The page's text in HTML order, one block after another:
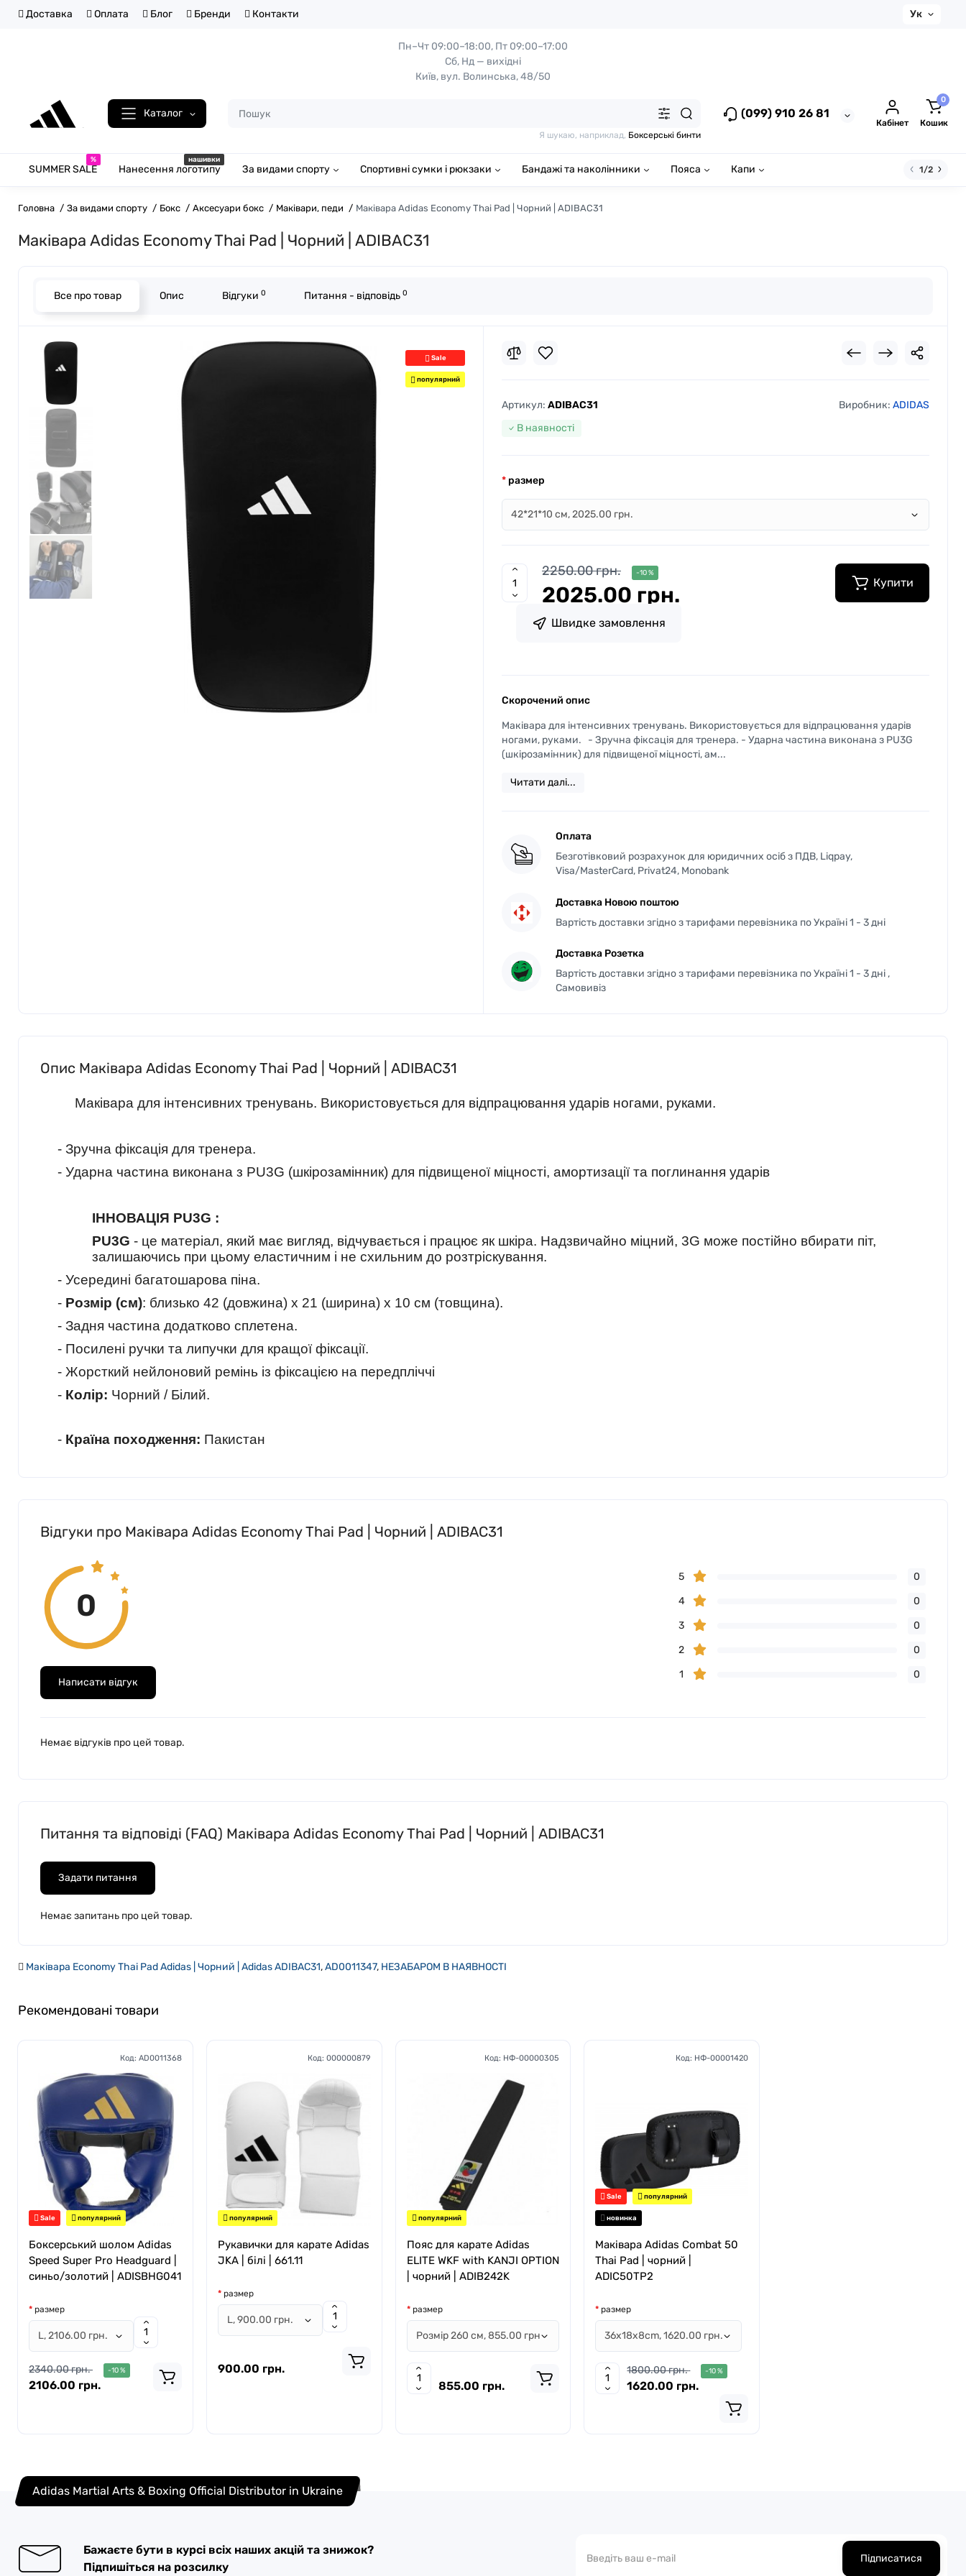
Доставка Оплата Блог Бренди Контакти Ук
Каталог
Пн–Чт 09:00–18:00, Пт 09:00–17:00
Сб, Нд — вихідні
Київ, вул. Волинська, 48/50
(099) 910 26 81
Я шукаю, наприклад, Боксерські бинти
Кабінет
0
Кошик
%
SUMMER SALE
нашивки
Нанесення логотипу За видами спорту Спортивні сумки і рюкзаки Бандажі та наколінники Пояса Капи 1/2
Головна За видами спорту Бокс Аксесуари бокс Маківари, педи Маківара Adidas Economy Thai Pad | Чорний | ADIBAC31
Маківара Adidas Economy Thai Pad | Чорний | ADIBAC31
Все про товар Опис Відгуки 0 Питання - відповідь 0
Sale
популярний
Артикул: ADIBAC31 Виробник: ADIDAS
В наявності
размер
2250.00 грн. -10 %
2025.00 грн. Купити
Швидке замовлення
Скорочений опис
Маківара для інтенсивних тренувань. Використовується для відпрацювання ударів
ногами, руками. - Зручна фіксація для тренера. - Ударна частина виконана з PU3G
(шкірозамінник) для підвищеної міцності, ам...
Читати далі...
Оплата
Безготівковий розрахунок для юридичних осіб з ПДВ, Liqpay,
Visa/MasterCard, Privat24, Monobank
Доставка Новою поштою
Вартість доставки згідно з тарифами перевізника по Україні 1 - 3 дні
Доставка Розетка
Вартість доставки згідно з тарифами перевізника по Україні 1 - 3 дні ,
Самовивіз
Опис Маківара Adidas Economy Thai Pad | Чорний | ADIBAC31
Маківара для інтенсивних тренувань. Використовується для відпрацювання ударів ногами, руками.
- Зручна фіксація для тренера.
- Ударна частина виконана з PU3G (шкірозамінник) для підвищеної міцності, амортизації та поглинання ударів
ІННОВАЦІЯ PU3G :
PU3G - це матеріал, який має вигляд, відчувається і працює як шкіра. Надзвичайно міцний, 3G може постійно вбирати піт,
залишаючись при цьому еластичним і не схильним до розтріскування.
- Усередині багатошарова піна.
- Розмір (см): близько 42 (довжина) x 21 (ширина) x 10 см (товщина).
- Задня частина додатково сплетена.
- Посилені ручки та липучки для кращої фіксації.
- Жорсткий нейлоновий ремінь із фіксацією на передпліччі
- Колір: Чорний / Білий.
- Країна походження: Пакистан
Відгуки про Маківара Adidas Economy Thai Pad | Чорний | ADIBAC31
0
Написати відгук
5
0
4
0
3
0
2
0
1
0
Немає відгуків про цей товар.
Питання та відповіді (FAQ) Маківара Adidas Economy Thai Pad | Чорний | ADIBAC31
Задати питання
Немає запитань про цей товар.
Маківара Economy Thai Pad Adidas | Чорний | Adidas ADIBAC31,AD0011347, НЕЗАБАРОМ В НАЯВНОСТІ
Рекомендовані товари
Код: AD0011368
Sale популярний
Боксерський шолом Adidas
Speed Super Pro Headguard |
синьо/золотий | ADISBHG041
размер
2340.00 грн. -10 %
2106.00 грн.
Код: 000000879
популярний
Рукавички для карате Adidas
JKA | білі | 661.11
размер
900.00 грн.
Код: НФ-00000305
популярний
Пояс для карате Adidas
ELITE WKF with KANJI OPTION
| чорний | ADIB242K
размер
855.00 грн.
Код: НФ-00001420
Sale популярний
новинка
Маківара Adidas Combat 50
Thai Pad | чорний |
ADIC50TP2
размер
1800.00 грн. -10 %
1620.00 грн.
Adidas Martial Arts & Boxing Official Distributor in Ukraine
Бажаєте бути в курсі всіх наших акцій та знижок?
Підпишіться на розсилку
Підписатися